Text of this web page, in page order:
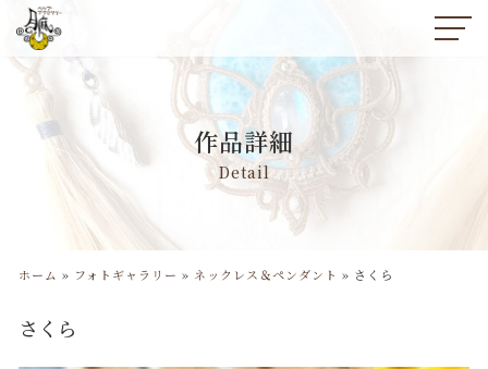
コ
ン
作品詳細
Detail
ホーム » フォトギャラリー » ネックレス＆ペンダント » さくら
さくら